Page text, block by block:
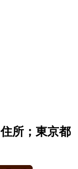
住所；東京都